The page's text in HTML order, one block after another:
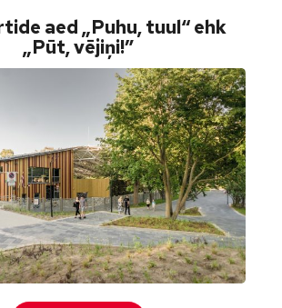
aed „Puhu, tuul“ ehk
„Pūt, vējiņi!”